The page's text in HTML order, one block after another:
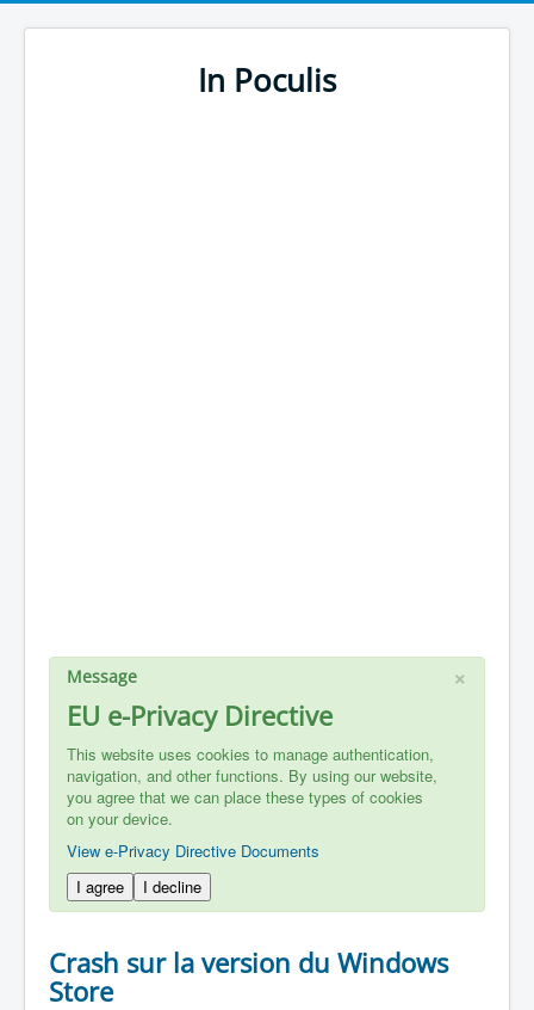
In Poculis
×
Message
EU e-Privacy Directive
This website uses cookies to manage authentication,
navigation, and other functions. By using our website,
you agree that we can place these types of cookies
on your device.
View e-Privacy Directive Documents
I agree
I decline
Crash sur la version du Windows
Store